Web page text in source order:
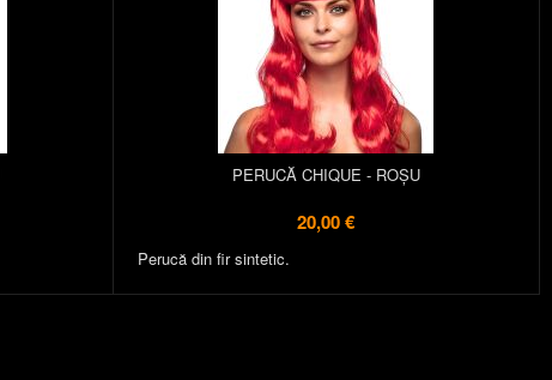
PERUCĂ CHIQUE - ROŞU
20,00 €
Perucă din fir sintetic.